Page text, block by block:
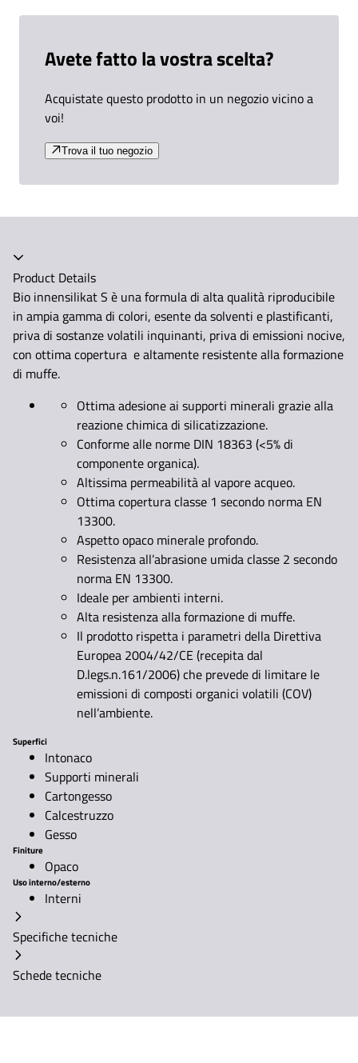
Avete fatto la vostra scelta?
Acquistate questo prodotto in un negozio vicino a
voi!
Trova il tuo negozio
Product Details
Bio innensilikat S è una formula di alta qualità riproducibile
in ampia gamma di colori, esente da solventi e plastificanti,
priva di sostanze volatili inquinanti, priva di emissioni nocive,
con ottima copertura e altamente resistente alla formazione
di muffe.
Ottima adesione ai supporti minerali grazie alla
reazione chimica di silicatizzazione.
Conforme alle norme DIN 18363 (<5% di
componente organica).
Altissima permeabilità al vapore acqueo.
Ottima copertura classe 1 secondo norma EN
13300.
Aspetto opaco minerale profondo.
Resistenza all’abrasione umida classe 2 secondo
norma EN 13300.
Ideale per ambienti interni.
Alta resistenza alla formazione di muffe.
Il prodotto rispetta i parametri della Direttiva
Europea 2004/42/CE (recepita dal
D.legs.n.161/2006) che prevede di limitare le
emissioni di composti organici volatili (COV)
nell’ambiente.
Superfici
Intonaco
Supporti minerali
Cartongesso
Calcestruzzo
Gesso
Finiture
Opaco
Uso interno/esterno
Interni
Specifiche tecniche
Schede tecniche